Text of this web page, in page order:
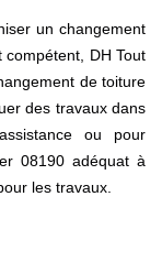
un changement
DH Tout
de toiture
des travaux dans
ou pour
08190 adéquat à
les travaux.